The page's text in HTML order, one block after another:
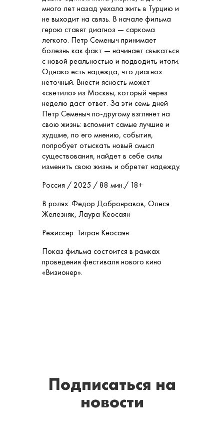
много лет назад уехала жить в Турцию и
не выходит на связь. В начале фильма
герою ставят диагноз — саркома
легкого. Петр Семеныч принимает
болезнь как факт — начинает свыкаться
с новой реальностью и подводить итоги.
Однако есть надежда, что диагноз
неточный. Внести ясность может
«светило» из Москвы, который через
неделю даст ответ. За эти семь дней
Петр Семеныч по-другому взглянет на
свою жизнь: вспомнит самые лучшие и
худшие, по его мнению, события,
попробует отыскать новый смысл
существования, найдет в себе силы
изменить свою жизнь и обретет надежду.
Россия / 2025 / 88 мин./ 18+
В ролях: Федор Добронравов, Олеся
Железняк, Лаура Кеосаян
Режиссер: Тигран Кеосаян
Показ фильма состоится в рамках
проведения фестиваля нового кино
«Визионер».
Подписаться на
новости